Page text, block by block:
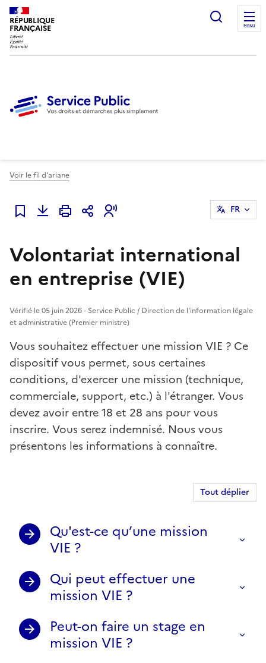
RÉPUBLIQUE
FRANÇAISE
Ouvrir
MENU
Voir le fil d'ariane
Ajouter à mes favoris
FR
Volontariat international
en entreprise (VIE)
Vérifié le 05 juin 2026 - Service Public / Direction de l'information légale
et administrative (Premier ministre)
Vous souhaitez effectuer une mission VIE ? Ce
dispositif vous permet, sous certaines
conditions, d'exercer une mission (technique,
commerciale, support, etc.) à l'étranger. Vous
devez avoir entre 18 et 28 ans pour vous
inscrire. Vous serez indemnisé. Nous vous
présentons les informations à connaître.
Tout déplier
Qu'est-ce qu’une mission
VIE ?
Qui peut effectuer une
mission VIE ?
Peut-on faire un stage en
mission VIE ?